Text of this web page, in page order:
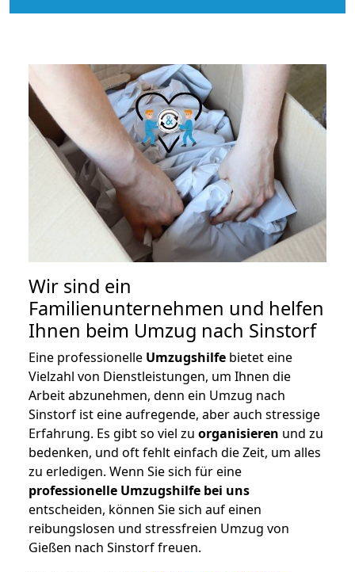
Wir sind ein
Familienunternehmen und helfen
Ihnen beim Umzug nach Sinstorf
Eine professionelle Umzugshilfe bietet eine
Vielzahl von Dienstleistungen, um Ihnen die
Arbeit abzunehmen, denn ein Umzug nach
Sinstorf ist eine aufregende, aber auch stressige
Erfahrung. Es gibt so viel zu organisieren und zu
bedenken, und oft fehlt einfach die Zeit, um alles
zu erledigen. Wenn Sie sich für eine
professionelle Umzugshilfe bei uns
entscheiden, können Sie sich auf einen
reibungslosen und stressfreien Umzug von
Gießen nach Sinstorf freuen.